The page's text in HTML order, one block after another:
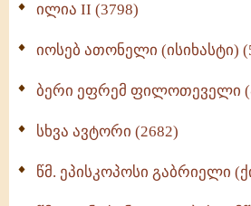
Wisdomge (514)
ქადაგებანი გაბრიელ
სულიერი ცხოვრების
ნაწილი II (369)
ილია II (3798)
იოსებ ათონელი (ისიხასტი)
ბერი ეფრემ ფილოთეველი
სხვა ავტორი (2682)
წმ. ეპისკოპოსი გაბრიელი